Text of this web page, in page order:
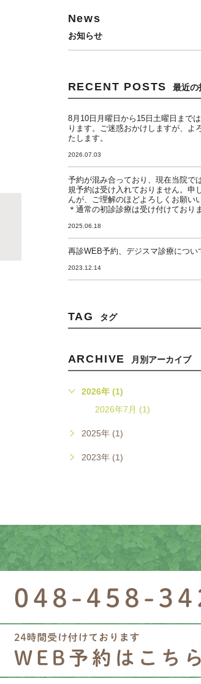
News
お知らせ
RECENT POSTS 最近の
8月10日月曜日から15日土曜日まで
ります。ご迷惑おかけしますが、よ
たします。
2026.07.03
予約が混み合っており、現在当院で
規予約は受け入れておりません。申
んが、ご理解のほどよろしくお願い
＊通常の初診診療は受け付けておりま
2025.06.18
再診WEB予約、デジスマ診療につい
2023.12.14
TAG タグ
ARCHIVE 月別アーカイブ
2026年 (1)
2026年7月 (1)
2025年 (1)
2023年 (1)